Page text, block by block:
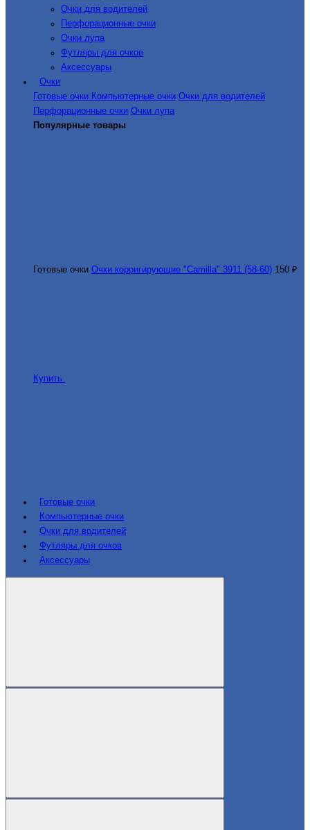
Очки для водителей
Перфорационные очки
Очки лупа
Футляры для очков
Аксессуары
Очки
Готовые очки Компьютерные очки Очки для водителей
Перфорационные очки Очки лупа
Популярные товары
Готовые очки Очки корригирующие "Camilla" 3911 (58-60) 150 ₽
Купить
Готовые очки
Компьютерные очки
Очки для водителей
Футляры для очков
Аксессуары